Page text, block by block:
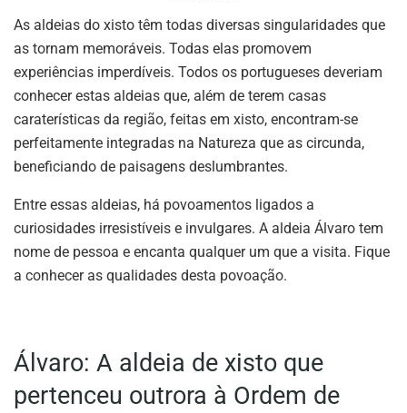
As aldeias do xisto têm todas diversas singularidades que
as tornam memoráveis. Todas elas promovem
experiências imperdíveis. Todos os portugueses deveriam
conhecer estas aldeias que, além de terem casas
caraterísticas da região, feitas em xisto, encontram-se
perfeitamente integradas na Natureza que as circunda,
beneficiando de paisagens deslumbrantes.
Entre essas aldeias, há povoamentos ligados a
curiosidades irresistíveis e invulgares. A aldeia Álvaro tem
nome de pessoa e encanta qualquer um que a visita. Fique
a conhecer as qualidades desta povoação.
Álvaro: A aldeia de xisto que
pertenceu outrora à Ordem de